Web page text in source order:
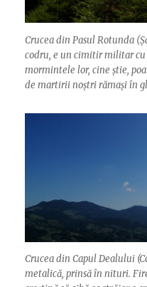
Crucea din Pasul Rotunda
codru, e un cimitir militar cu
mormintele lor, cine știe,
de martirii noștri rămași în
Crucea din Capul Dealului
metalică, prinsă în nituri.